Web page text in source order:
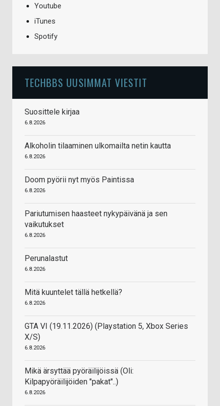
Youtube
iTunes
Spotify
TECHBBS UUSIMMAT VIESTIT
Suosittele kirjaa
6.8.2026
Alkoholin tilaaminen ulkomailta netin kautta
6.8.2026
Doom pyörii nyt myös Paintissa
6.8.2026
Pariutumisen haasteet nykypäivänä ja sen
vaikutukset
6.8.2026
Perunalastut
6.8.2026
Mitä kuuntelet tällä hetkellä?
6.8.2026
GTA VI (19.11.2026) (Playstation 5, Xbox Series
X/S)
6.8.2026
Mikä ärsyttää pyöräilijöissä (Oli:
Kilpapyöräilijöiden "pakat"..)
6.8.2026